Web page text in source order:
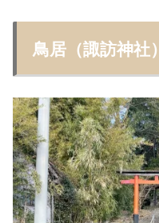
鳥居（諏訪神社）